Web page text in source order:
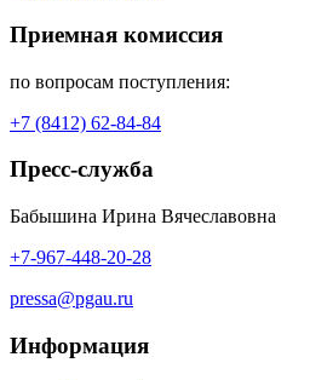
Приемная комиссия
по вопросам поступления:
+7 (8412) 62-84-84
Пресс-служба
Бабышина Ирина Вячеславовна
+7-967-448-20-28
pressa@pgau.ru
Информация